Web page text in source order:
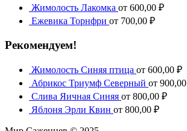
Жимолость Лакомка от 600,00 ₽
Ежевика Торнфри от 700,00 ₽
Рекомендуем!
Жимолость Синяя птица от 600,00 ₽
Абрикос Триумф Северный от 900,00
Слива Яичная Синяя от 800,00 ₽
Яблоня Эрли Квин от 800,00 ₽